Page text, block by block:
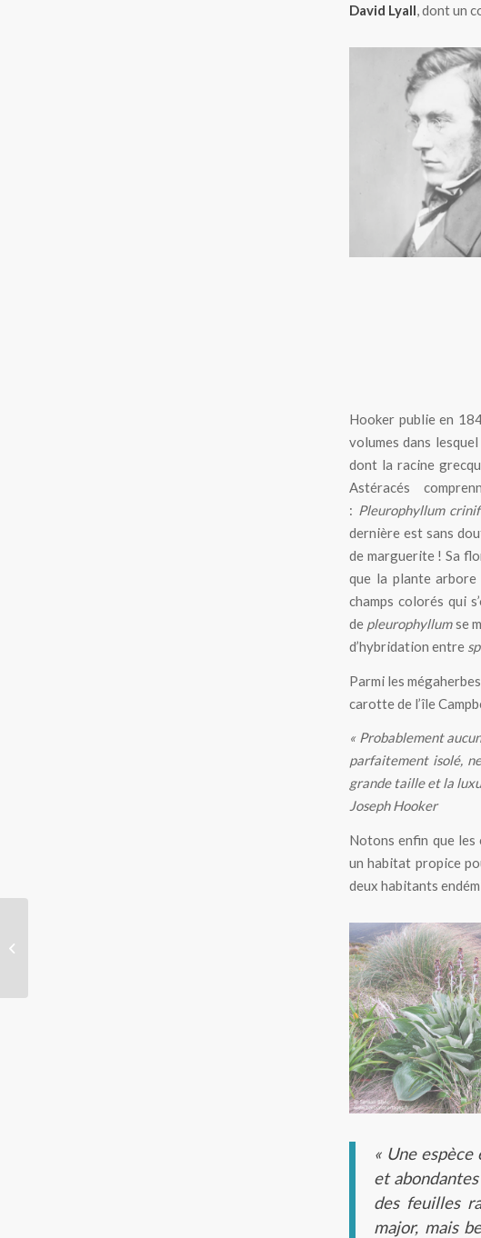
David Lyall, dont un
Hooker publie en
volumes dans
dont la racine
Astéracés
: Pleurophyllum
dernière est sans
de marguerite ! Sa
que la plante
champs colorés qui
de pleurophyllumse
d’hybridation entre
Parmi les
carotte de l’île
« Probablement
parfaitement isolé,
grande taille et la
Joseph Hooker
Notons enfin que les
un habitat propice
deux habitants
« Une
et
des feuilles
major, mais